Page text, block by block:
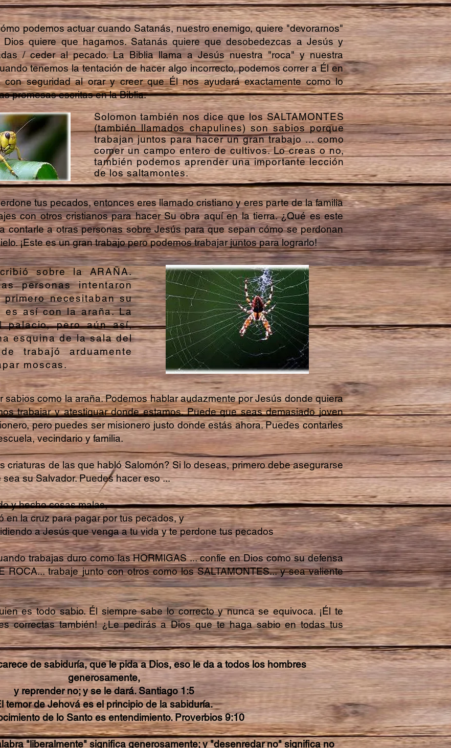
podemos actuar cuando Satanás, nuestro enemigo, quiere "devorarnos"
quiere que hagamos. Satanás quiere que desobedezcas a Jesús y
/ ceder al pecado. La Biblia llama a Jesús nuestra "roca" y nuestra
tenemos la tentación de hacer algo incorrecto, podemos correr a Él en
seguridad al orar y creer que Él nos ayudará exactamente como lo
promesas escritas en la Biblia.
Solomon también nos dice que los SALTAMONTES
(también llamados chapulines) son sabios porque
trabajan juntos para hacer un gran trabajo ... como
comer un campo entero de cultivos. Lo creas o no,
también podemos aprender una importante lección
de los saltamontes.
tus pecados, entonces eres llamado cristiano y eres parte de la familia
con otros cristianos para hacer Su obra aquí en la tierra. ¿Qué es este
contarle a otras personas sobre Jesús para que sepan cómo se perdonan
¡Este es un gran trabajo pero podemos trabajar juntos para lograrlo!
sobre la ARAÑA.
personas intentaron
necesitaban su
es así con la araña. La
palacio, pero aún así,
esquina de la sala del
trabajó arduamente
moscas.
sabios como la araña. Podemos hablar audazmente por Jesús donde quiera
trabajar y atestiguar donde estamos. Puede que seas demasiado joven
pero puedes ser misionero justo donde estás ahora. Puedes contarles
vecindario y familia.
criaturas de las que habló Salomón? Si lo deseas, primero debe asegurarse
su Salvador. Puedes hacer eso ...
y hecho cosas malas,
en la cruz para pagar por tus pecados, y
a Jesús que venga a tu vida y te perdone tus pecados
trabajas duro como las HORMIGAS ... confíe en Dios como su defensa
ROCA... trabaje junto con otros como los SALTAMONTES... y sea valiente
es todo sabio. Él siempre sabe lo correcto y nunca se equivoca. ¡Él te
correctas también! ¿Le pedirás a Dios que te haga sabio en todas tus
de sabiduría, que le pida a Dios, eso le da a todos los hombres
generosamente,
y reprender no; y se le dará. Santiago 1:5
temor de Jehová es el principio de la sabiduría.
de lo Santo es entendimiento. Proverbios 9:10
"liberalmente" significa generosamente; y "desenredar no" significa no